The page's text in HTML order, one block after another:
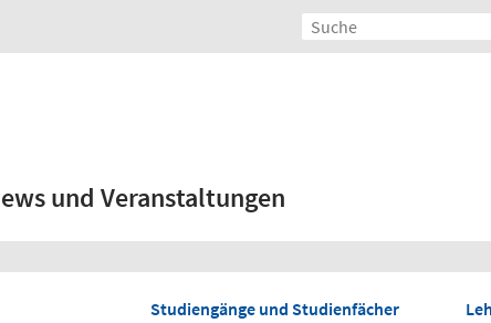
und Veranstaltungen
Studiengänge und Studienfächer